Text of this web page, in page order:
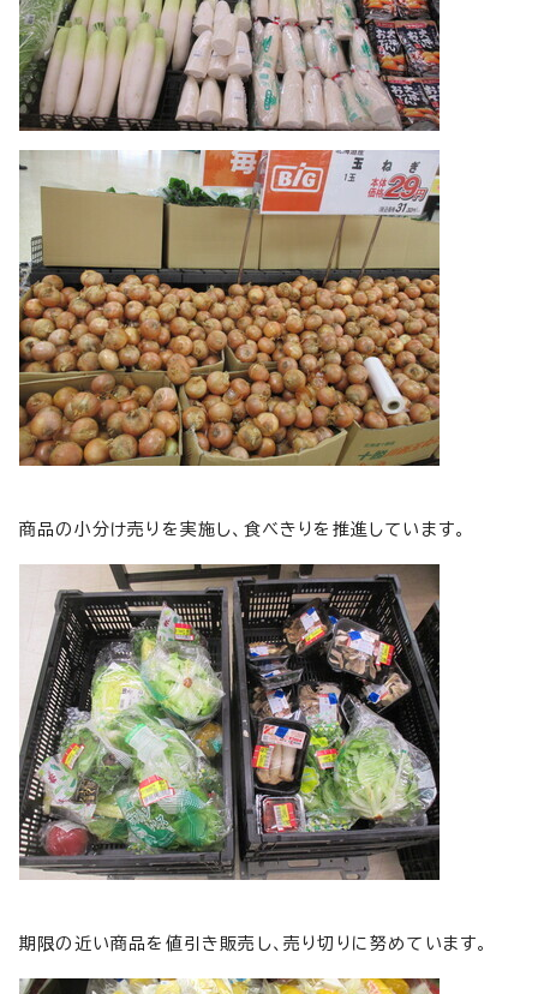
商品の小分け売りを実施し、食べきりを推進しています。
期限の近い商品を値引き販売し、売り切りに努めています。